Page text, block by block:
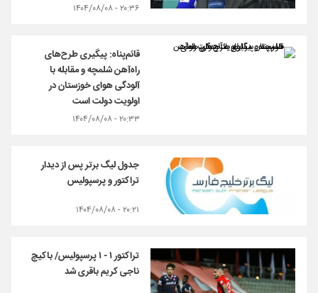
۲۰:۳۶ - ۱۴۰۴/۰۸/۰۸
قائم‌پناه: پیگیری طرح‌های
راه‌آهن شلمچه و مقابله با
آلودگی هوای خوزستان در
اولویت دولت است
۲۰:۳۳ - ۱۴۰۴/۰۸/۰۸
جدول لیگ برتر پس از دیدار
تراکتور و پرسپولیس
۲۰:۲۱ - ۱۴۰۴/۰۸/۰۸
تراکتور ۱ - ۱ پرسپولیس/ باکیچ
ناجی کریم باقری شد